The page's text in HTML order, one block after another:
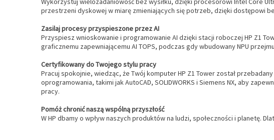
przestrzeni dyskowej w miarę zmieniających się potrzeb, dzięki dostępowi
Zasilaj procesy przyspieszone przez AI
Przyspiesz wnioskowanie i programowanie AI dzięki stacji roboczej HP Z1
graficznemu zapewniającemu AI TOPS, podczas gdy wbudowany NPU
Certyfikowany do Twojego stylu pracy
Pracuj spokojnie, wiedząc, że Twój komputer HP Z1 Tower został
oprogramowania, takimi jak AutoCAD, SOLIDWORKS i Siemens NX, aby
pracy.
Pomóż chronić naszą wspólną przyszłość
W HP dbamy o wpływ naszych produktów na ludzi, społeczności i planetę.